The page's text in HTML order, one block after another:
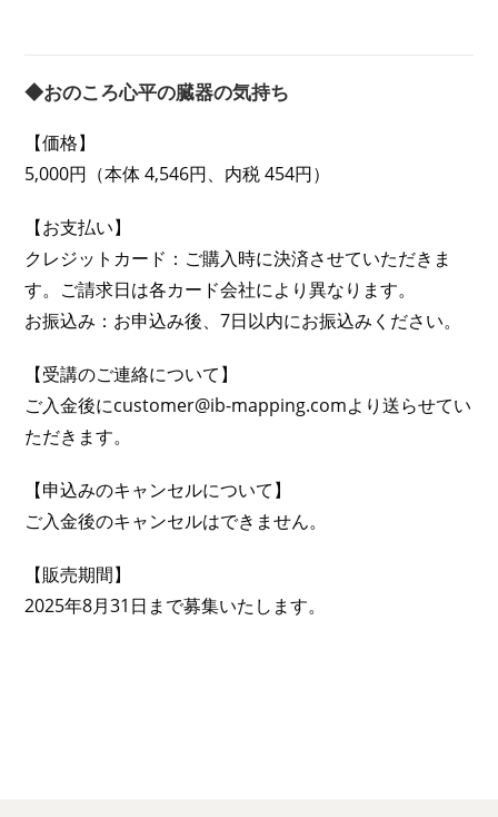
◆おのころ心平の臓器の気持ち
【価格】
5,000円（本体 4,546円、内税 454円）
【お支払い】
クレジットカード：ご購入時に決済させていただきま
す。ご請求日は各カード会社により異なります。
お振込み：お申込み後、7日以内にお振込みください。
【受講のご連絡について】
ご入金後にcustomer@ib-mapping.comより送らせてい
ただきます。
【申込みのキャンセルについて】
ご入金後のキャンセルはできません。
【販売期間】
2025年8月31日まで募集いたします。